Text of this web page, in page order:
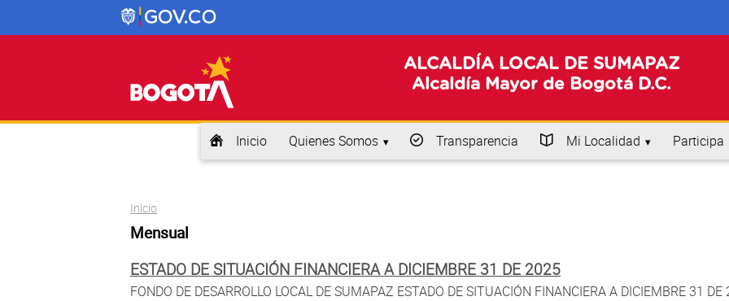
ALCALDÍA LOCAL DE SUMAPAZ
Alcaldía Mayor de Bogotá D.C.
Inicio Quienes Somos Transparencia Mi Localidad Participa
Usted está aquí
Inicio
Mensual
ESTADO DE SITUACIÓN FINANCIERA A DICIEMBRE 31 DE 2025
FONDO DE DESARROLLO LOCAL DE SUMAPAZ ESTADO DE SITUACIÓN FINANCIERA A DICIEMBRE 31 DE